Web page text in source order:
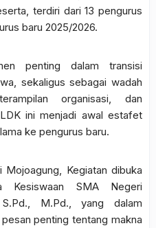
terdiri dari 13 pengurus
baru 2025/2026.
penting dalam transisi
sekaligus sebagai wadah
organisasi, dan
ini menjadi awal estafet
ke pengurus baru.
Kegiatan dibuka
SMA Negeri
M.Pd., yang dalam
penting tentang makna